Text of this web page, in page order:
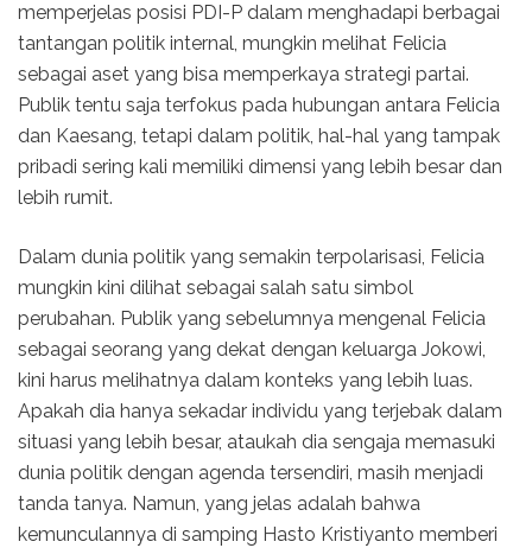
memperjelas posisi PDI-P dalam menghadapi berbagai
tantangan politik internal, mungkin melihat Felicia
sebagai aset yang bisa memperkaya strategi partai.
Publik tentu saja terfokus pada hubungan antara Felicia
dan Kaesang, tetapi dalam politik, hal-hal yang tampak
pribadi sering kali memiliki dimensi yang lebih besar dan
lebih rumit.
Dalam dunia politik yang semakin terpolarisasi, Felicia
mungkin kini dilihat sebagai salah satu simbol
perubahan. Publik yang sebelumnya mengenal Felicia
sebagai seorang yang dekat dengan keluarga Jokowi,
kini harus melihatnya dalam konteks yang lebih luas.
Apakah dia hanya sekadar individu yang terjebak dalam
situasi yang lebih besar, ataukah dia sengaja memasuki
dunia politik dengan agenda tersendiri, masih menjadi
tanda tanya. Namun, yang jelas adalah bahwa
kemunculannya di samping Hasto Kristiyanto memberi